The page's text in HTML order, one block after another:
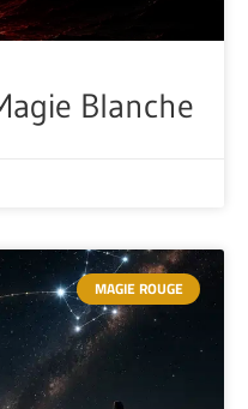
Blanche
MAGIE ROUGE